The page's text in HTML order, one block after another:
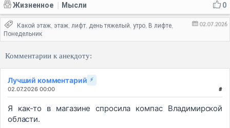
0
Жизненное Мысли
02.07.2026
Какой этаж, этаж, лифт, день тяжелый, утро, В лифте,
Понедельник
Комментарии к анекдоту:
Лучший комментарий ⚡
02.07.2026 00:00 #
Я как-то в магазине спросила компас Владимирской
области.